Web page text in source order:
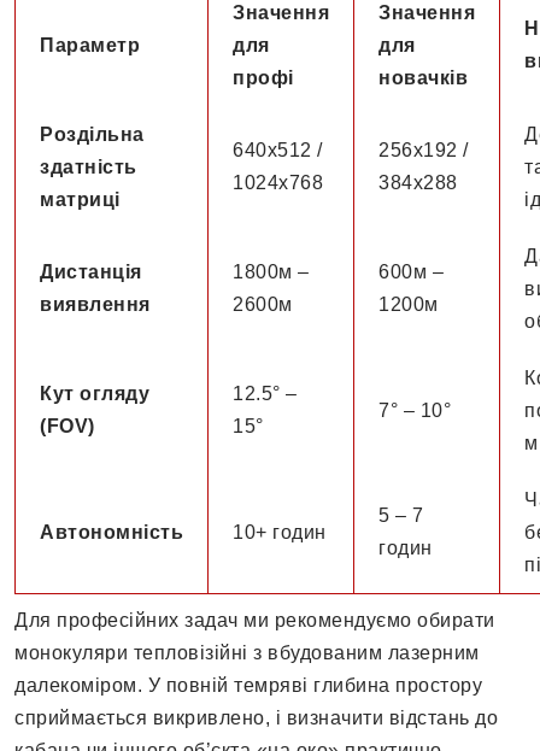
Параметр
Значення
для
профі
Значення
для
новачків
Роздільна
здатність
матриці
640х512 /
1024х768
256х192 /
384х288
Дистанція
виявлення
1800м –
2600м
600м –
1200м
Кут огляду
(FOV)
12.5° –
15°
7° – 10°
Автономність 10+ годин
5 – 7
годин
Для професійних задач ми рекомендуємо обирати
монокуляри тепловізійні з вбудованим лазерним
далекоміром. У повній темряві глибина простору
сприймається викривлено, і визначити відстань до